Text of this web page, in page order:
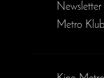
Newsletter
Metro